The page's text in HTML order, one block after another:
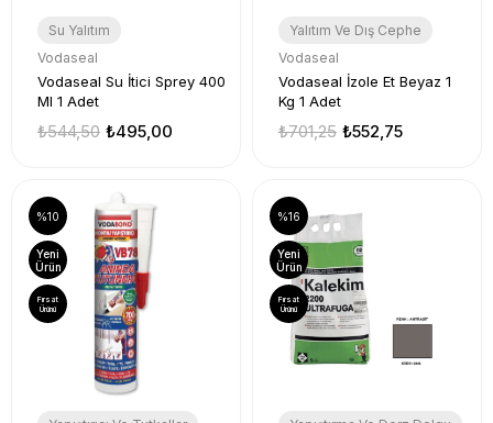
Su Yalıtım
Vodaseal
Vodaseal Su İtici Sprey 400
Ml 1 Adet
₺495,00
₺544,50
Yalıtım Ve Dış Cephe
Vodaseal
Vodaseal İzole Et Beyaz 1
Kg 1 Adet
₺552,75
₺701,25
%10
Yeni
Ürün
Fırsat
Ürünü
%16
Yeni
Ürün
Fırsat
Ürünü